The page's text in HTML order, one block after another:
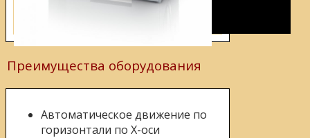
Преимущества оборудования
Автоматическое движение по
горизонтали по Х-оси